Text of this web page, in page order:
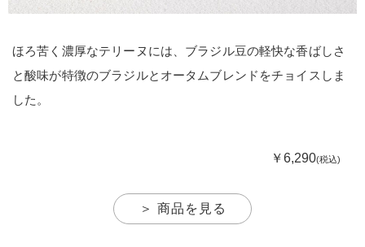
ほろ苦く濃厚なテリーヌには、ブラジル豆の軽快な香ばしさ
と酸味が特徴のブラジルとオータムブレンドをチョイスしま
した。
￥6,290(税込)
＞ 商品を見る